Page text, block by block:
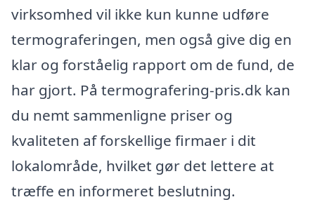
virksomhed vil ikke kun kunne udføre
termograferingen, men også give dig en
klar og forståelig rapport om de fund, de
har gjort. På termografering-pris.dk kan
du nemt sammenligne priser og
kvaliteten af forskellige firmaer i dit
lokalområde, hvilket gør det lettere at
træffe en informeret beslutning.